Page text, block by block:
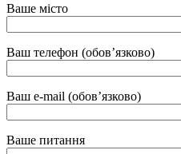
Ваше місто
Ваш телефон (обовʼязково)
Ваш e-mail (обовʼязково)
Ваше питання